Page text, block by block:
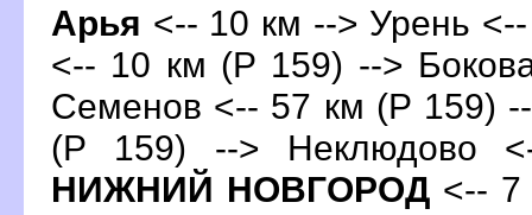
Арья <-- 10 км --> Урень
<-- 10 км (Р 159) -->
Семенов <-- 57 км (Р 159)
(Р 159) --> Неклюдово
НИЖНИЙ НОВГОРОД <--